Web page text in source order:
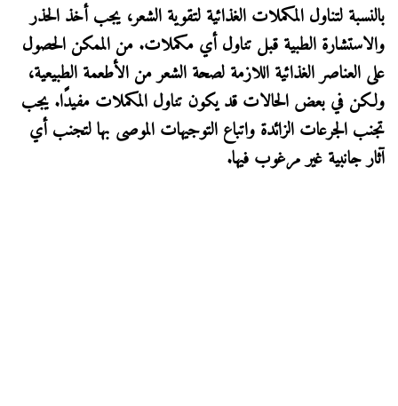
بالنسبة لتناول المكملات الغذائية لتقوية الشعر، يجب أخذ الحذر
والاستشارة الطبية قبل تناول أي مكملات. من الممكن الحصول
على العناصر الغذائية اللازمة لصحة الشعر من الأطعمة الطبيعية،
ولكن في بعض الحالات قد يكون تناول المكملات مفيدًا. يجب
تجنب الجرعات الزائدة واتباع التوجيهات الموصى بها لتجنب أي
آثار جانبية غير مرغوب فيها.